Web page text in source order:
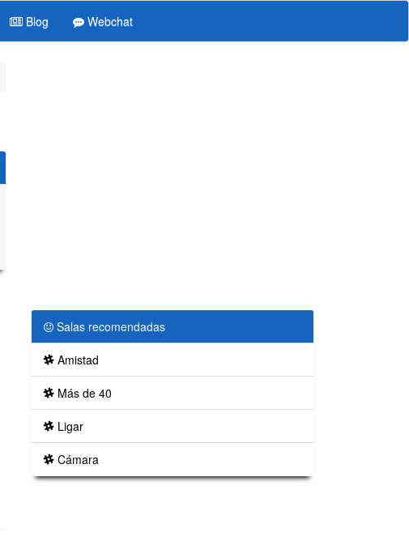
Blog Webchat
Salas recomendadas
Amistad
Más de 40
Ligar
Cámara